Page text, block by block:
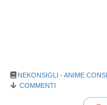
NEKONSIGLI - ANIME
COMMENTI